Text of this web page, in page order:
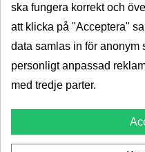
år efter år. Med ett
Transit Courier kan du
lastutrymmet efter dina
rätt verktyg för uppgiften.
Så enkelt
Ford Tourneo
ska fungera korrekt och
att klicka på "Acceptera"
data samlas in för anonym
personligt anpassad
med tredje parter.